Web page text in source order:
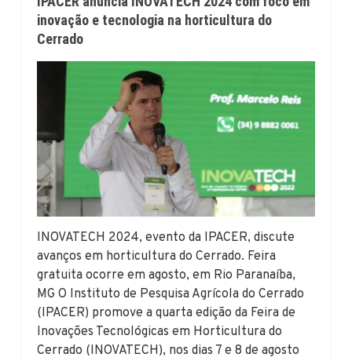
inovação e tecnologia na horticultura do
Cerrado
INOVATECH 2024, evento da IPACER, discute
avanços em horticultura do Cerrado. Feira
gratuita ocorre em agosto, em Rio Paranaíba,
MG O Instituto de Pesquisa Agrícola do Cerrado
(IPACER) promove a quarta edição da Feira de
Inovações Tecnológicas em Horticultura do
Cerrado (INOVATECH), nos dias 7 e 8 de agosto